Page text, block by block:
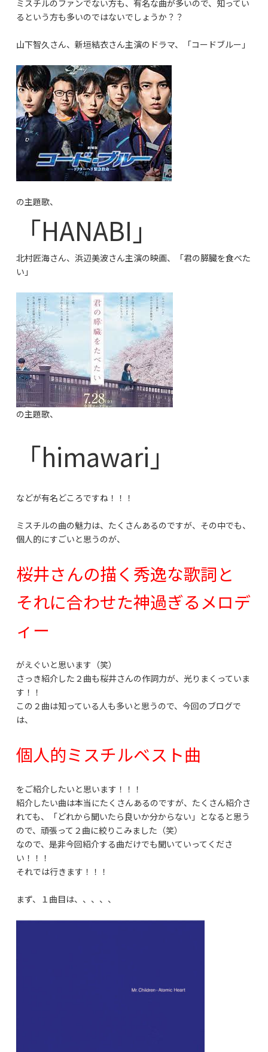
ミスチルのファンでない方も、有名な曲が多いので、知ってい
るという方も多いのではないでしょうか？？
山下智久さん、新垣結衣さん主演のドラマ、「コードブルー」
の主題歌、
「HANABI」
北村匠海さん、浜辺美波さん主演の映画、「君の膵臓を食べた
い」
の主題歌、
「himawari」
などが有名どころですね！！！
ミスチルの曲の魅力は、たくさんあるのですが、その中でも、
個人的にすごいと思うのが、
桜井さんの描く秀逸な歌詞と
それに合わせた神過ぎるメロデ
ィー
がえぐいと思います（笑）
さっき紹介した２曲も桜井さんの作詞力が、光りまくっていま
す！！
この２曲は知っている人も多いと思うので、今回のブログで
は、
個人的ミスチルベスト曲
をご紹介したいと思います！！！
紹介したい曲は本当にたくさんあるのですが、たくさん紹介さ
れても、「どれから聞いたら良いか分からない」となると思う
ので、頑張って２曲に絞りこみました（笑）
なので、是非今回紹介する曲だけでも聞いていってくださ
い！！！
それでは行きます！！！
まず、１曲目は、、、、、